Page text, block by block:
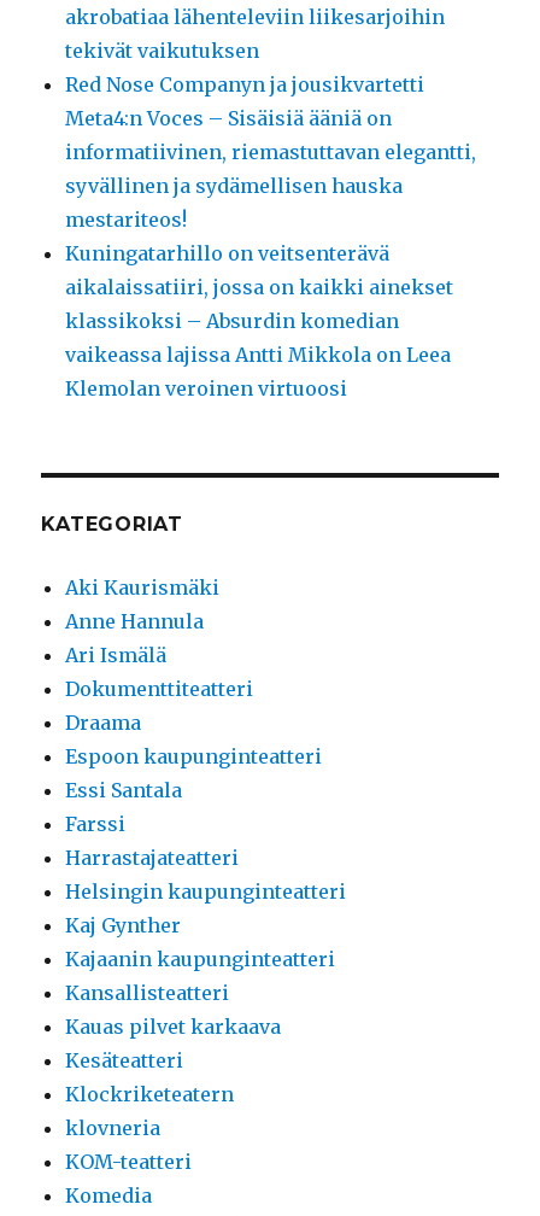
akrobatiaa lähenteleviin liikesarjoihin
tekivät vaikutuksen
Red Nose Companyn ja jousikvartetti
Meta4:n Voces – Sisäisiä ääniä on
informatiivinen, riemastuttavan elegantti,
syvällinen ja sydämellisen hauska
mestariteos!
Kuningatarhillo on veitsenterävä
aikalaissatiiri, jossa on kaikki ainekset
klassikoksi – Absurdin komedian
vaikeassa lajissa Antti Mikkola on Leea
Klemolan veroinen virtuoosi
KATEGORIAT
Aki Kaurismäki
Anne Hannula
Ari Ismälä
Dokumenttiteatteri
Draama
Espoon kaupunginteatteri
Essi Santala
Farssi
Harrastajateatteri
Helsingin kaupunginteatteri
Kaj Gynther
Kajaanin kaupunginteatteri
Kansallisteatteri
Kauas pilvet karkaava
Kesäteatteri
Klockriketeatern
klovneria
KOM-teatteri
Komedia